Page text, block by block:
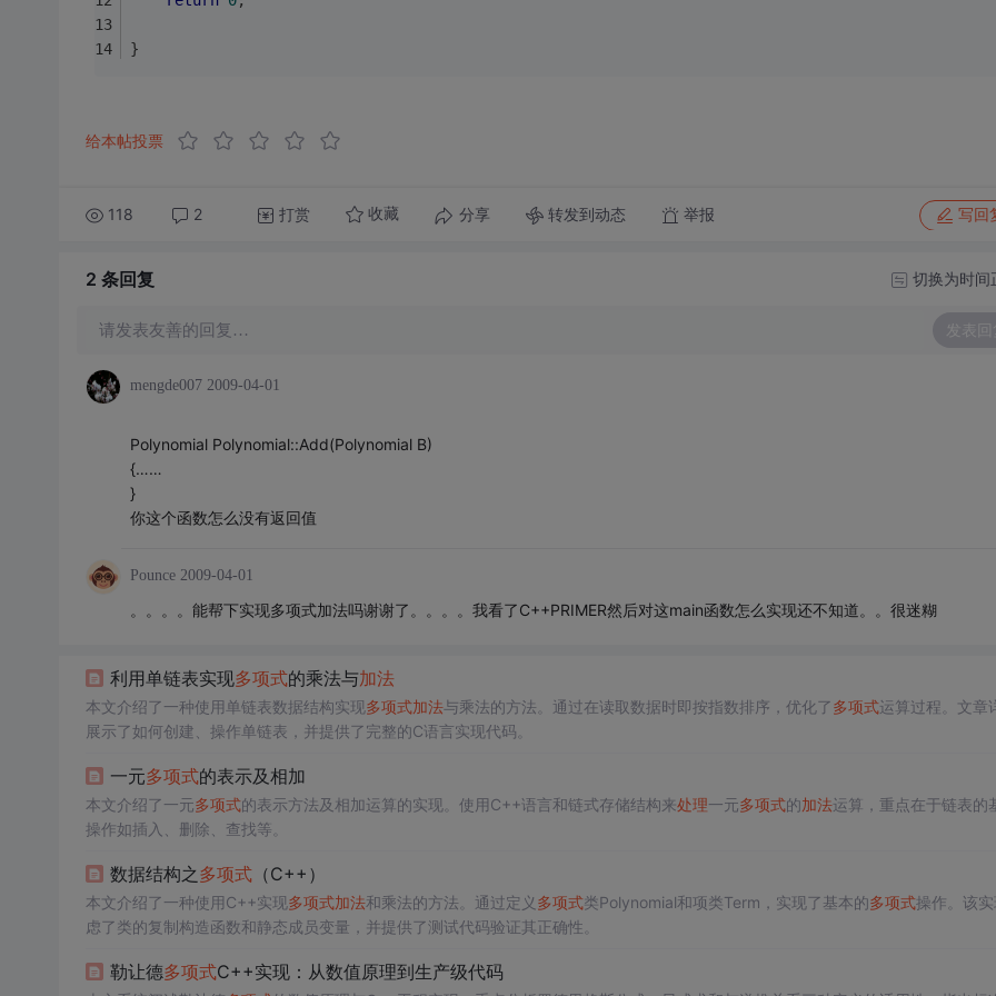
}
给本帖投票
118 2 打赏 收藏 分享 转发到动态 举报 写回
2 条回复 切换为时间
请发表友善的回复… 发表回
mengde007 2009-04-01
Polynomial Polynomial::Add(Polynomial B)
{……
}
你这个函数怎么没有返回值
Pounce 2009-04-01
。。。。能帮下实现多项式加法吗谢谢了。。。。我看了C++PRIMER然后对这main函数怎么实现还不知道。。很迷糊
利用单链表实现多项式的乘法与加法
本文介绍了一种使用单链表数据结构实现多项式加法与乘法的方法。通过在读取数据时即按指数排序，优化了多项式运算过程。文章
展示了如何创建、操作单链表，并提供了完整的C语言实现代码。
一元多项式的表示及相加
本文介绍了一元多项式的表示方法及相加运算的实现。使用C++语言和链式存储结构来处理一元多项式的加法运算，重点在于链表的
操作如插入、删除、查找等。
数据结构之 多项式（C++）
本文介绍了一种使用C++实现多项式加法和乘法的方法。通过定义 多项式类Polynomial和项类Term，实现了基本的多项式操作。该
虑了类的复制构造函数和静态成员变量，并提供了测试代码验证其正确性。
勒让德多项式C++实现：从数值原理到生产级代码